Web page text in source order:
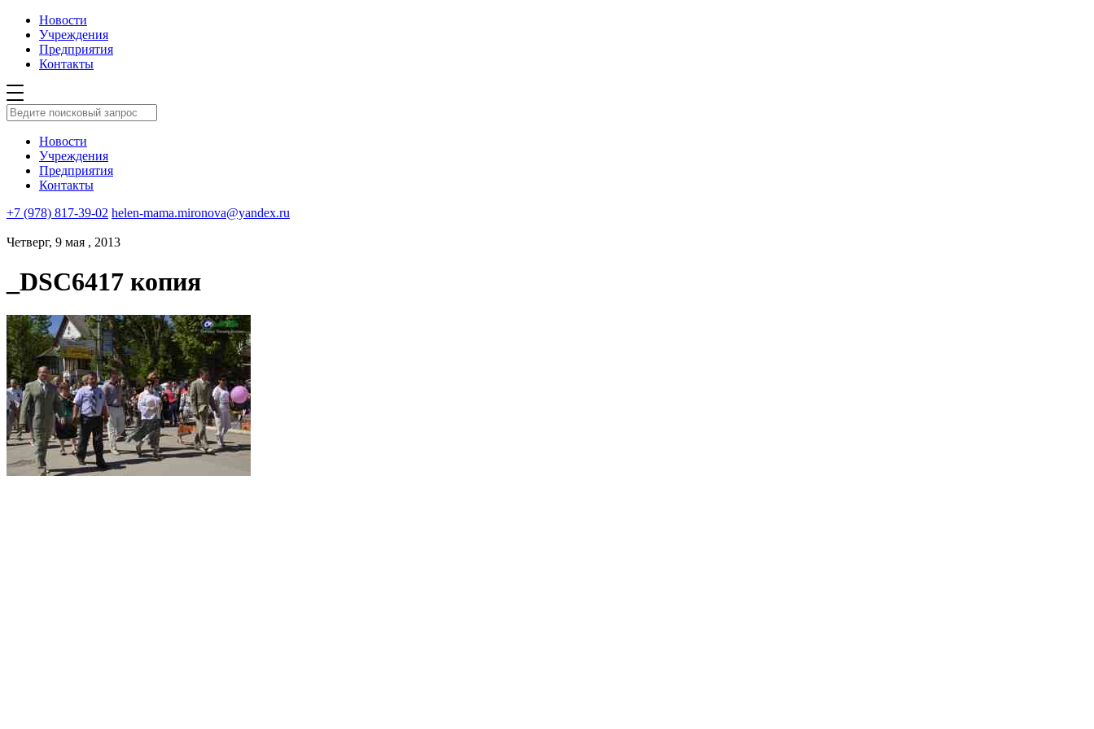
Новости
Учреждения
Предприятия
Контакты
Новости
Учреждения
Предприятия
Контакты
+7 (978) 817-39-02 helen-mama.mironova@yandex.ru
Четверг, 9 мая , 2013
_DSC6417 копия